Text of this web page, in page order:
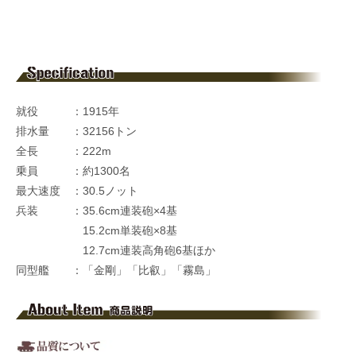
就役 ：1915年
排水量 ：32156トン
全長 ：222m
乗員 ：約1300名
最大速度 ：30.5ノット
兵装 ：35.6cm連装砲×4基
15.2cm単装砲×8基
12.7cm連装高角砲6基ほか
同型艦 ：「金剛」「比叡」「霧島」